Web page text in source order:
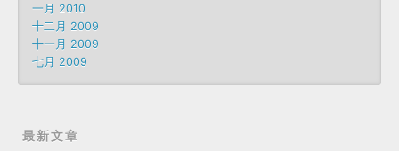
一月 2010
十二月 2009
十一月 2009
七月 2009
最新文章